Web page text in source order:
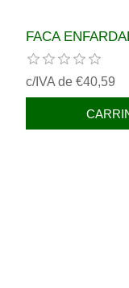
FACA
c/IVA de €40,59